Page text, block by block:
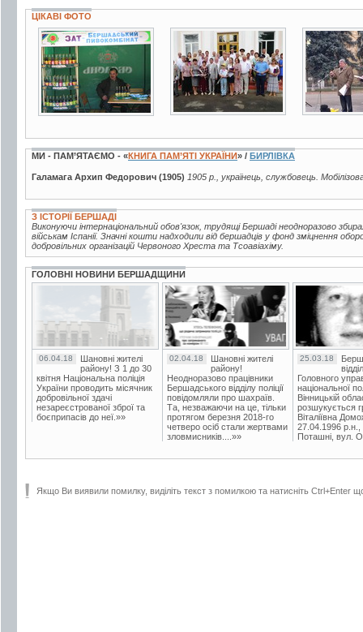
ЦІКАВІ ФОТО
9 фото 6 фото 3 фото
МИ - ПАМ’ЯТАЄМО - «КНИГА ПАМ’ЯТІ УКРАЇНИ» / БИРЛІВКА
Галамага Архип Федорович (1905) 1905 р., українець, службовець.
З ІСТОРІЇ БЕРШАДІ
Виконуючи інтернаціональний обов'язок, трудящі Бершаді неодноразово
військам Іспанії. Значні кошти надходили від бершадців у фонд зміцнення
добровільних організацій Червоного Хреста та Тсоавіахіму.
ГОЛОВНІ НОВИНИ БЕРШАДЩИНИ
06.04.18
Шановні жителі
району! З 1 до 30
квітня Національна поліція
України проводить місячник
добровільної здачі
незареєстрованої зброї та
боєприпасів до неї.»»
02.04.18
Шановні жителі
району!
Неодноразово працівники
Бершадського відділу поліції
повідомляли про шахраїв.
Та, незважаючи на це, тільки
протягом березня 2018-го
четверо осіб стали жертвами
зловмисників....»»
25.03.18
Головного
національної
Вінницькій
розшукується
Віталіївна
27.04.1996 р.н.,
Поташні, вул.
Якщо Ви виявили помилку, виділіть текст з помилкою та натисніть Ctrl+Enter